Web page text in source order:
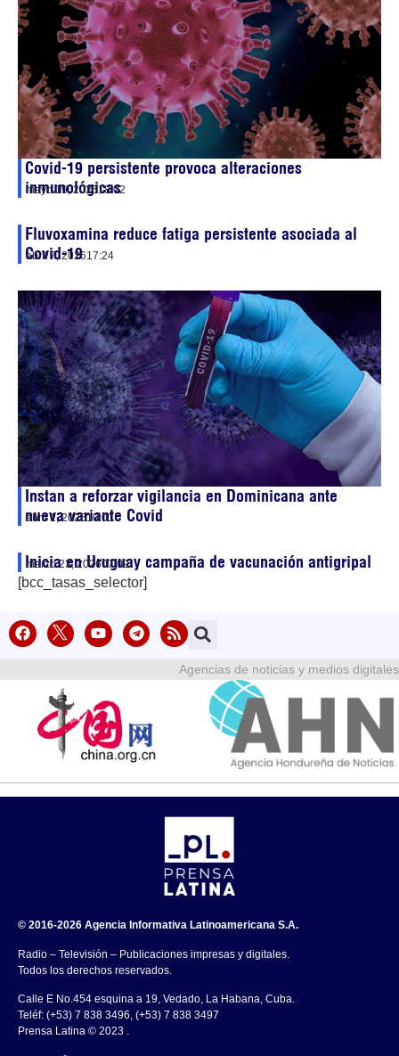
Covid-19 persistente provoca alteraciones
inmunológicas
mayo 19, 202618:02
Fluvoxamina reduce fatiga persistente asociada al
Covid-19
abril 7, 202617:24
Instan a reforzar vigilancia en Dominicana ante
nueva variante Covid
abril 1, 202610:01
Inicia en Uruguay campaña de vacunación antigripal
marzo 23, 202607:09
[bcc_tasas_selector]
Agencias de noticias y medios digitales
© 2016-2026 Agencia Informativa Latinoamericana S.A.
Radio – Televisión – Publicaciones impresas y digitales.
Todos los derechos reservados.
Calle E No.454 esquina a 19, Vedado, La Habana, Cuba.
Teléf: (+53) 7 838 3496, (+53) 7 838 3497
Prensa Latina © 2023 .